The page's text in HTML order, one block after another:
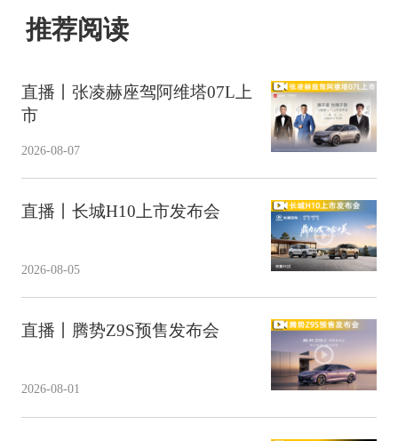
推荐阅读
直播丨张凌赫座驾阿维塔07L上
市
2026-08-07
直播丨长城H10上市发布会
2026-08-05
直播丨腾势Z9S预售发布会
2026-08-01